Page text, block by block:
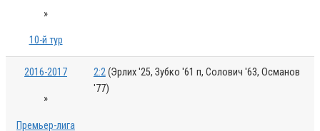
»
10-й тур
2016-2017
»
Премьер-лига
2:2(Эрлих '25, Зубко '61 п, Солович '63, Османов
'77)